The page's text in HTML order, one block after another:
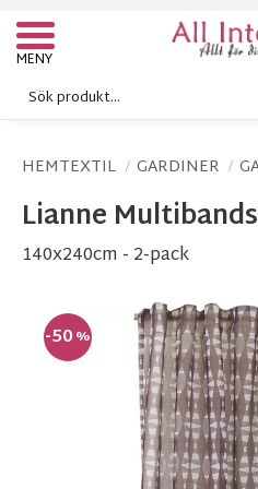
Meny
HEMTEXTIL GARDINER
Lianne
140x240cm - 2-pack
50%